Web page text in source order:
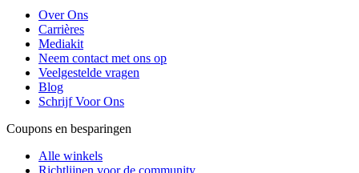
Over Ons
Carrières
Mediakit
Neem contact met ons op
Veelgestelde vragen
Blog
Schrijf Voor Ons
Coupons en besparingen
Alle winkels